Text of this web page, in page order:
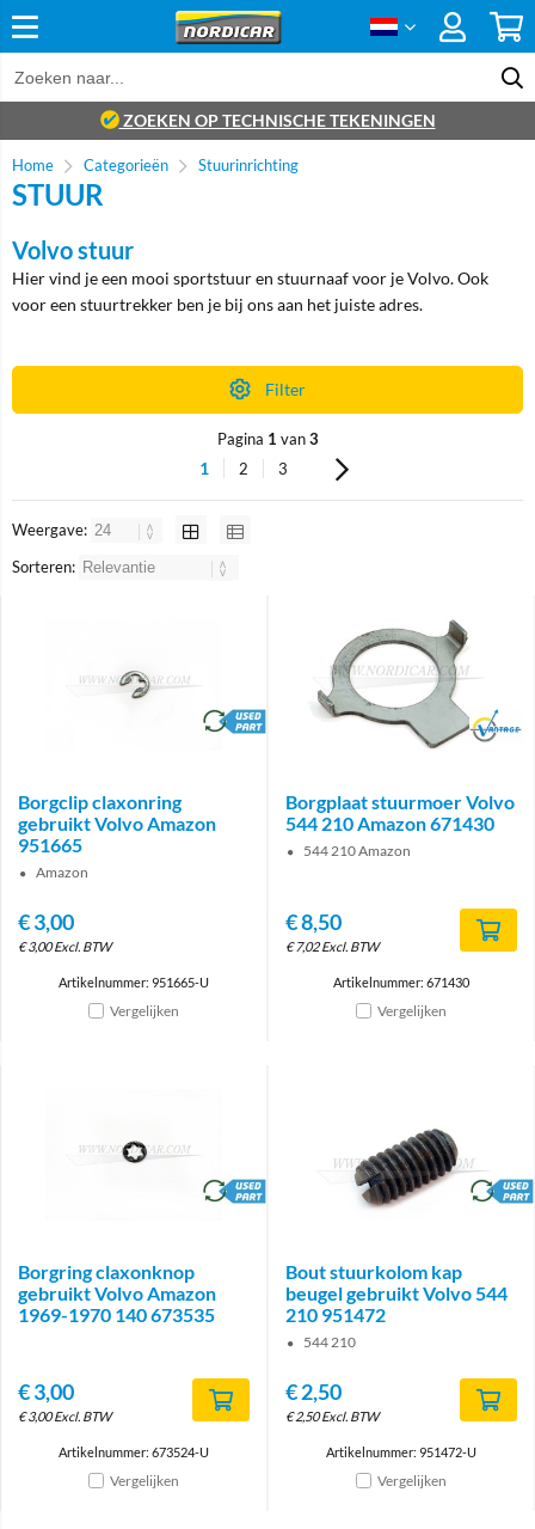
ZOEKEN OP TECHNISCHE TEKENINGEN
Home Categorieën Stuurinrichting
STUUR
Volvo stuur
Hier vind je een mooi sportstuur en stuurnaaf voor je Volvo. Ook
voor een stuurtrekker ben je bij ons aan het juiste adres.
Filter
Pagina 1 van3
1 2 3
Weergave:
Sorteren:
brand
Borgclip claxonring
gebruikt Volvo Amazon
951665
Amazon
€3,00
€3,00 Excl. BTW
Artikelnummer: 951665-U
Vergelijken
Brand
Borgplaat stuurmoer Volvo
544 210 Amazon 671430
544 210 Amazon
€8,50
€7,02 Excl. BTW
Artikelnummer: 671430
Vergelijken
brand
Borgring claxonknop
gebruikt Volvo Amazon
1969-1970 140 673535
€3,00
€3,00 Excl. BTW
Artikelnummer: 673524-U
Vergelijken
brand
Bout stuurkolom kap
beugel gebruikt Volvo 544
210 951472
544 210
€2,50
€2,50 Excl. BTW
Artikelnummer: 951472-U
Vergelijken